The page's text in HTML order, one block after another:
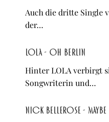
Auch die dritte Single
der…
LOLA - Oh Berlin
Hinter LOLA verbirgt
Songwriterin und…
Nick Bellerose -